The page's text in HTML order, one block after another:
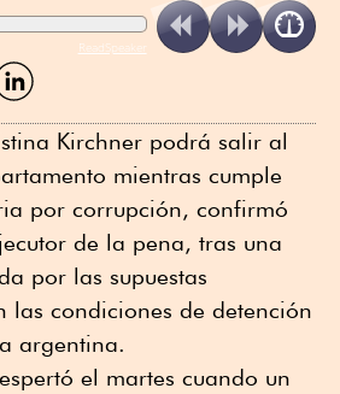
ReadSpeaker
Kirchner podrá salir al
mientras cumple
por corrupción, confirmó
de la pena, tras una
por las supuestas
las condiciones de detención
argentina.
el martes cuando un